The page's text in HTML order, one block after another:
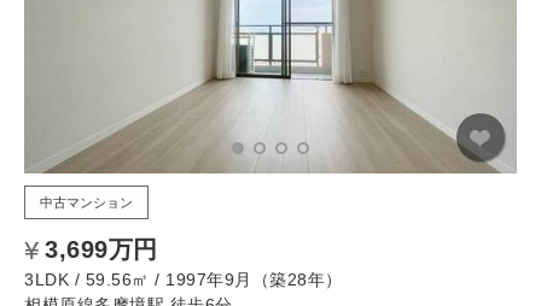
中古マンション
3,699万円
3LDK / 59.56㎡ / 1997年9月（築28年）